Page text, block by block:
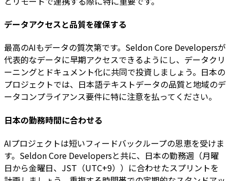
データアクセスと品質を確保する
最高のAIもデータの質次第です。Seldon Core Developersが
代表的なデータに早期アクセスできるようにし、データクリ
ーニングとドキュメント化に共同で投資しましょう。日本の
プロジェクトでは、日本語テキストデータの品質と地域のデ
ータコンプライアンス要件に特に注意を払ってください。
日本の勤務時間に合わせる
AIプロジェクトは短いフィードバックループの恩恵を受けま
す。Seldon Core Developersと共に、日本の勤務週（月曜
日から金曜日、JST（UTC+9））に合わせたスプリントを